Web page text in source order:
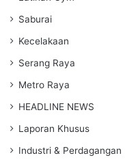
Saburai
Kecelakaan
Serang Raya
Metro Raya
HEADLINE NEWS
Laporan Khusus
Industri & Perdagangan